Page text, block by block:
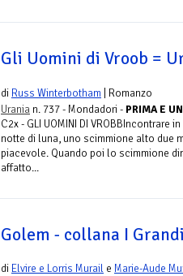
Gli Uomini di Vroob =
di Russ Winterbotham | Romanzo
Urania n. 737 - Mondadori - PRIMA E
C2x - GLI UOMINI DI VROBBIncontrare
notte di luna, uno scimmione alto due
piacevole. Quando poi lo scimmione
affatto...
Golem - collana I Grandi
di Elvire e Lorris Murail e Marie-Aude